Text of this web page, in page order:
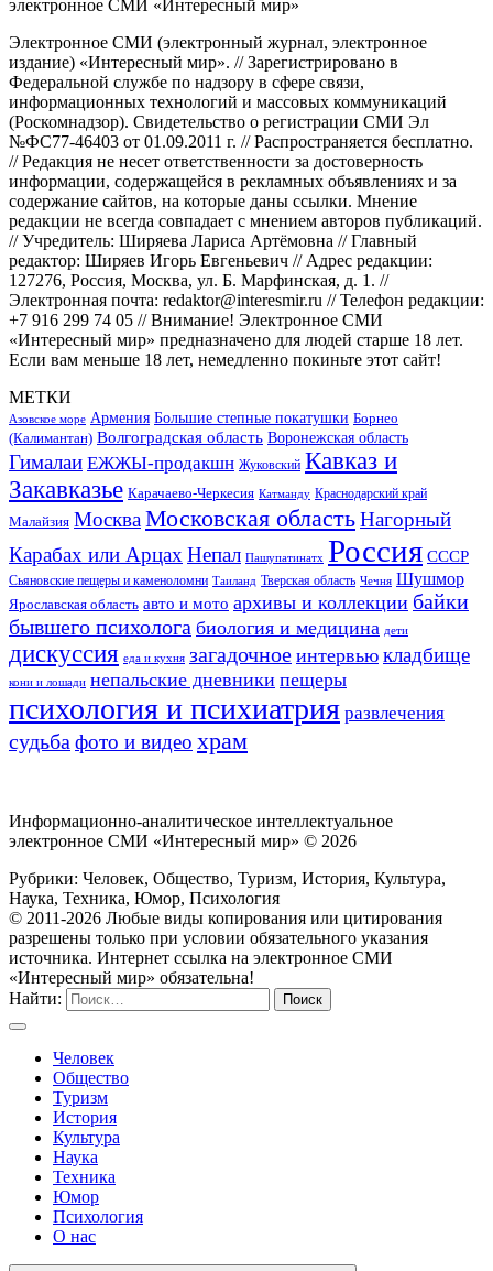
Электронное СМИ (электронный журнал, электронное
издание) «Интересный мир». // Зарегистрировано в
Федеральной службе по надзору в сфере связи,
информационных технологий и массовых коммуникаций
(Роскомнадзор). Свидетельство о регистрации СМИ Эл
№ФС77-46403 от 01.09.2011 г. // Распространяется бесплатно.
// Редакция не несет ответственности за достоверность
информации, содержащейся в рекламных объявлениях и за
содержание сайтов, на которые даны ссылки. Мнение
редакции не всегда совпадает с мнением авторов публикаций.
// Учредитель: Ширяева Лариса Артёмовна // Главный
редактор: Ширяев Игорь Евгеньевич // Адрес редакции:
127276, Россия, Москва, ул. Б. Марфинская, д. 1. //
Электронная почта: redaktor@interesmir.ru // Телефон редакции:
+7 916 299 74 05 // Внимание! Электронное СМИ
«Интересный мир» предназначено для людей старше 18 лет.
Если вам меньше 18 лет, немедленно покиньте этот сайт!
МЕТКИ
Азовское море Армения Большие степные покатушки Борнео
(Калимантан) Волгоградская область Воронежская область
Гималаи ЕЖЖЫ-продакшн Жуковский Кавказ и
Закавказье Карачаево-Черкесия Катманду Краснодарский край
Малайзия МоскваМосковская областьНагорный
Карабах или Арцах Непал Пашупатинатх Россия СССР
Сьяновские пещеры и каменоломни Таиланд Тверская область Чечня Шушмор
Ярославская область авто и мото архивы и коллекции байки
бывшего психолога биология и медицина дети
дискуссия еда и кухня загадочное интервью кладбище
кони и лошади непальские дневники пещеры
психология и психиатрия развлечения
судьба фото и видео храм
Информационно-аналитическое интеллектуальное
электронное СМИ «Интересный мир» © 2026
Рубрики: Человек, Общество, Туризм, История, Культура,
Наука, Техника, Юмор, Психология
© 2011-2026 Любые виды копирования или цитирования
разрешены только при условии обязательного указания
источника. Интернет ссылка на электронное СМИ
«Интересный мир» обязательна!
Найти:
Человек
Общество
Туризм
История
Культура
Наука
Техника
Юмор
Психология
О нас